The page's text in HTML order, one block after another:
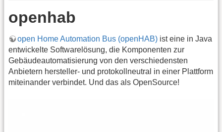
openhab
open Home Automation Bus (openHAB) ist eine in Java
entwickelte Softwarelösung, die Komponenten zur
Gebäudeautomatisierung von den verschiedensten
Anbietern hersteller- und protokollneutral in einer Plattform
miteinander verbindet. Und das als OpenSource!